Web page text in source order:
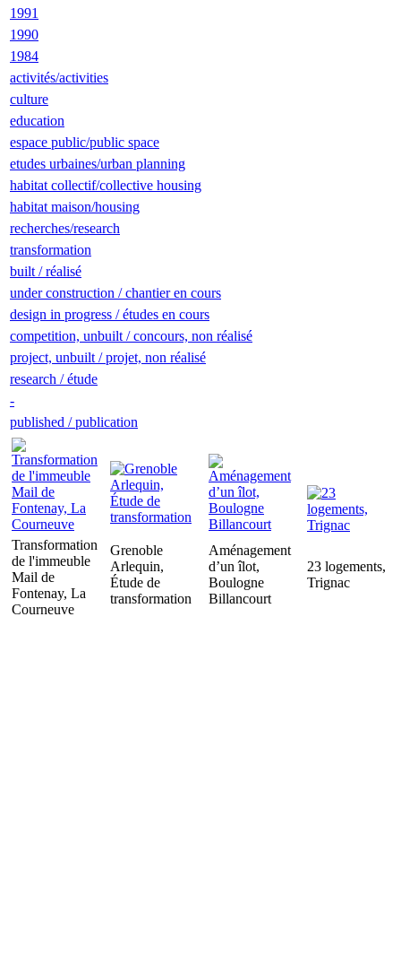
1991
1990
1984
activités/activities
culture
education
espace public/public space
etudes urbaines/urban planning
habitat collectif/collective housing
habitat maison/housing
recherches/research
transformation
built / réalisé
under construction / chantier en cours
design in progress / études en cours
competition, unbuilt / concours, non réalisé
project, unbuilt / projet, non réalisé
research / étude
-
published / publication
Transformation
de l'immeuble
Mail de
Fontenay, La
Courneuve
Grenoble
Arlequin,
Étude de
transformation
Aménagement
d’un îlot,
Boulogne
Billancourt
23 logements,
Trignac